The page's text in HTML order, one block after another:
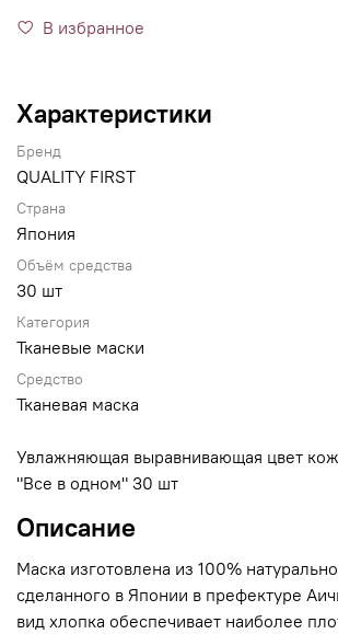
В избранное
Характеристики
Бренд
QUALITY FIRST
Страна
Япония
Объём средства
30 шт
Категория
Тканевые маски
Средство
Тканевая маска
Увлажняющая выравнивающая цвет
"Все в одном" 30 шт
Описание
Маска изготовлена из 100%
сделанного в Японии в префектуре
вид хлопка обеспечивает наиболее